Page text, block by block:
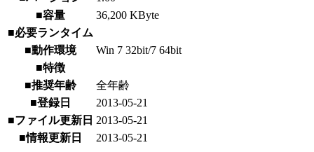
■容量
36,200 KByte
■必要ランタイム
■動作環境
Win 7 32bit/7 64bit
■特徴
■推奨年齢
全年齢
■登録日
2013-05-21
■ファイル更新日 2013-05-21
■情報更新日
2013-05-21